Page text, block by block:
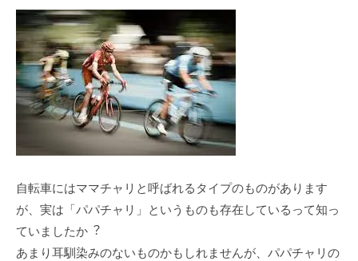
⾃転⾞にはママチャリと呼ばれるタイプのものがあります
が、実は「パパチャリ」というものも存在しているって知っ
ていましたか︖
あまり⽿馴染みのないものかもしれませんが、パパチャリの